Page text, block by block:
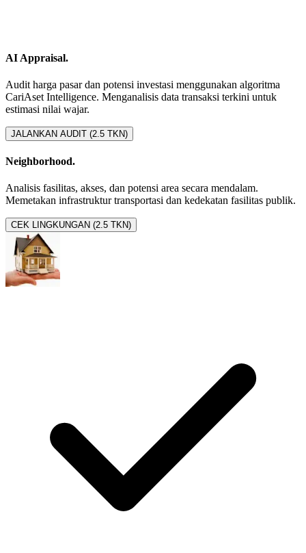
AI Appraisal.
Audit harga pasar dan potensi investasi menggunakan algoritma
CariAset Intelligence. Menganalisis data transaksi terkini untuk
estimasi nilai wajar.
JALANKAN AUDIT (2.5 TKN)
Neighborhood.
Analisis fasilitas, akses, dan potensi area secara mendalam.
Memetakan infrastruktur transportasi dan kedekatan fasilitas publik.
CEK LINGKUNGAN (2.5 TKN)